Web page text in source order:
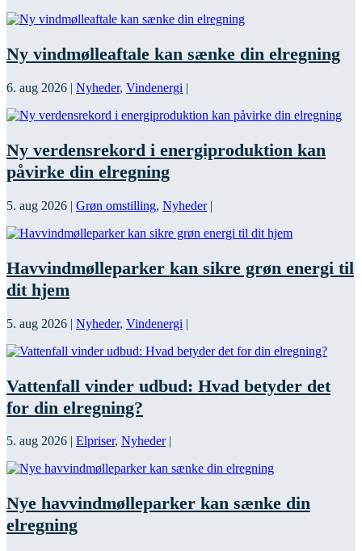
Ny vindmølleaftale kan sænke din elregning
6. aug 2026 | Nyheder, Vindenergi |
Ny verdensrekord i energiproduktion kan
påvirke din elregning
5. aug 2026 | Grøn omstilling, Nyheder|
Havvindmølleparker kan sikre grøn energi til
dit hjem
5. aug 2026 | Nyheder, Vindenergi |
Vattenfall vinder udbud: Hvad betyder det
for din elregning?
5. aug 2026 Elpriser, Nyheder|
Nye havvindmølleparker kan sænke din
elregning